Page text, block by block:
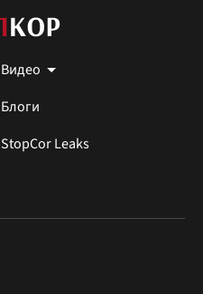
Видео
Блоги
StopCor Leaks